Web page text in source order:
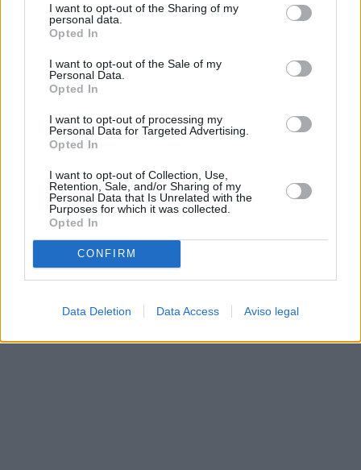
de su consentimiento, pero usted tiene el derecho de
rechazar tal procesamiento. Sus preferencias se aplicarán
cualquier momento entrando de nuevo en este sitio web o
visitando nuestra política de privacidad.
I want to opt-out of the Sharing of my
personal data.
Opted In
I want to opt-out of the Sale of my
Personal Data.
Opted In
I want to opt-out of processing my
Personal Data for Targeted Advertising.
Opted In
I want to opt-out of Collection, Use,
Retention, Sale, and/or Sharing of my
Personal Data that Is Unrelated with the
Purposes for which it was collected.
Opted In
CONFIRM
Data Deletion Data Access Aviso legal